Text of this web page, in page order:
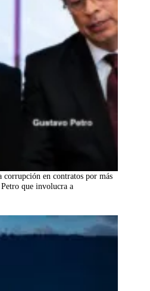
en contratos por más
que involucra a